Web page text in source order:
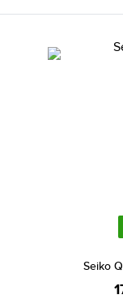
Seiko